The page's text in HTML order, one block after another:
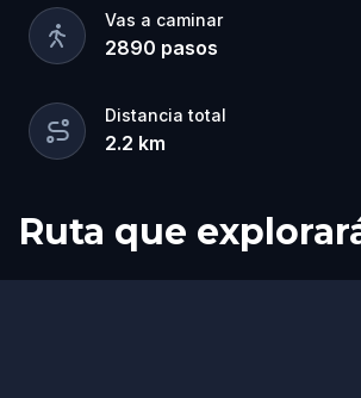
Vas a caminar
2890 pasos
Distancia total
2.2 km
Ruta que
Inicio
Final